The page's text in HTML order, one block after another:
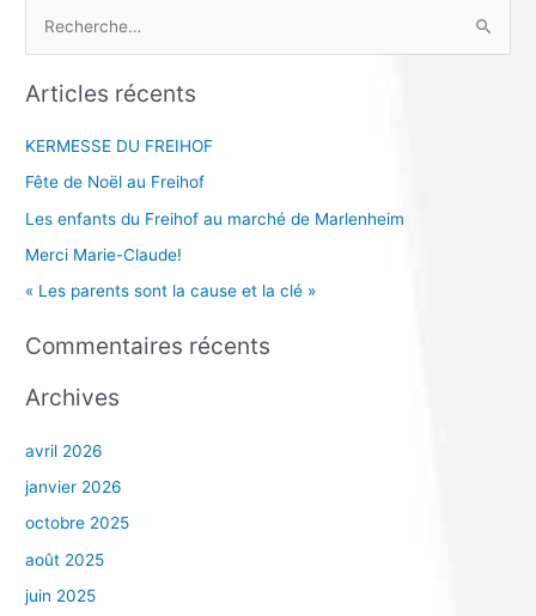
c
r
c
h
e
Articles récents
KERMESSE DU FREIHOF
Fête de Noël au Freihof
Les enfants du Freihof au marché de Marlenheim
Merci Marie-Claude!
« Les parents sont la cause et la clé »
Commentaires récents
Archives
avril 2026
janvier 2026
octobre 2025
août 2025
juin 2025